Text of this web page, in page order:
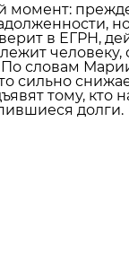
момент:
в ЕГРН,
человеку,
По словам
сильно
тому, кто
долги.